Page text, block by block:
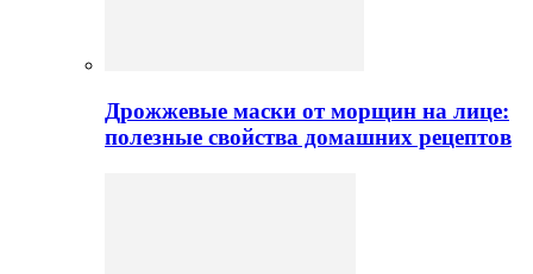
Дрожжевые маски от морщин на лице:
полезные свойства домашних рецептов